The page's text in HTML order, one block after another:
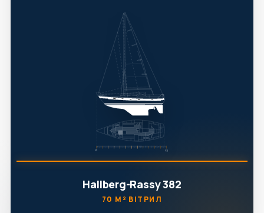
Hallberg-Rassy 382
70 М² ВІТРИЛ